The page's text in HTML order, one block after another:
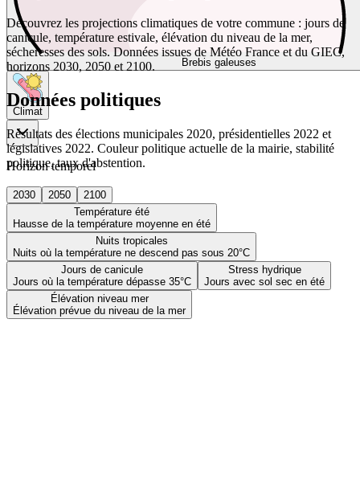
Brebis galeuses
Climat
Horizon temporel
2030 2050
2100
Température été
Hausse de la température moyenne en été
Nuits tropicales
Nuits où la température ne descend pas sous 20°C
Jours de canicule
Jours où la température dépasse 35°C
Stress hydrique
Jours avec sol sec en été
Élévation niveau mer
Élévation prévue du niveau de la mer
Découvrez les projections climatiques de votre commune : jours de
canicule, température estivale, élévation du niveau de la mer,
sécheresses des sols. Données issues de Météo France et du GIEC,
horizons 2030, 2050 et 2100.
Données politiques
Résultats des élections municipales 2020, présidentielles 2022 et
législatives 2022. Couleur politique actuelle de la mairie, stabilité
politique, taux d'abstention.